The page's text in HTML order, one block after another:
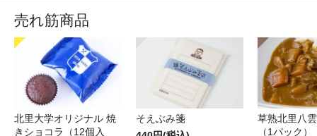
売れ筋商品
北里大学オリジナル 焼
きショコラ（12個入
そえぶみ箋
草熟北里八
（1パック）